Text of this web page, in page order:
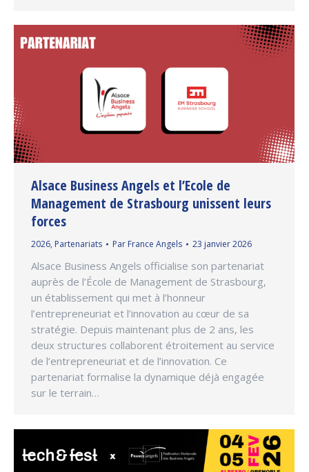
Alsace Business Angels et l’Ecole de
Management de Strasbourg unissent leurs
forces
2026, Partenariats Par France Angels 23 janvier 2026
Alsace Business Angels officialise son partenariat
auprès de l’École de Management de Strasbourg,
un établissement qui met à l’honneur
l’entrepreneuriat et l’innovation au cœur de sa
stratégie. Depuis maintenant plus de 2 ans, les
deux structures collaborent étroitement au service
de l’entrepreneuriat et de l’innovation. Ce
partenariat formalise la dynamique déjà engagée
sur le terrain…